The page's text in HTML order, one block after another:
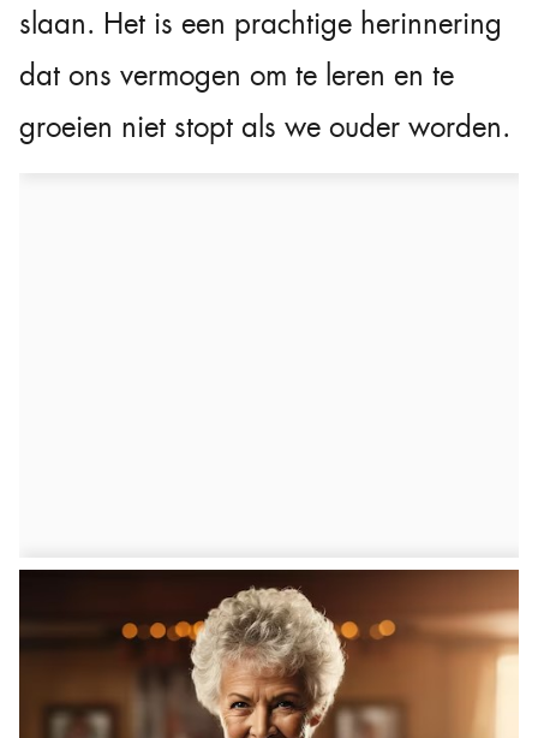
slaan. Het is een prachtige herinnering
dat ons vermogen om te leren en te
groeien niet stopt als we ouder worden.